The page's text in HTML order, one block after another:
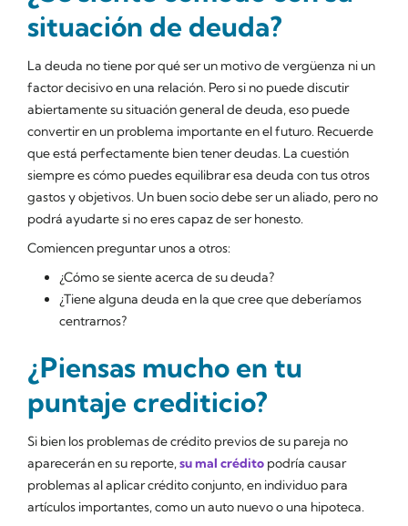
situación de deuda?
La deuda no tiene por qué ser un motivo de vergüenza ni un
factor decisivo en una relación. Pero si no puede discutir
abiertamente su situación general de deuda, eso puede
convertir en un problema importante en el futuro. Recuerde
que está perfectamente bien tener deudas. La cuestión
siempre es cómo puedes equilibrar esa deuda con tus otros
gastos y objetivos. Un buen socio debe ser un aliado, pero no
podrá ayudarte si no eres capaz de ser honesto.
Comiencen preguntar unos a otros:
¿Cómo se siente acerca de su deuda?
¿Tiene alguna deuda en la que cree que deberíamos
centrarnos?
¿Piensas mucho en tu
puntaje crediticio?
Si bien los problemas de crédito previos de su pareja no
aparecerán en su reporte,su mal crédito podría causar
problemas al aplicar crédito conjunto, en individuo para
artículos importantes, como un auto nuevo o una hipoteca.